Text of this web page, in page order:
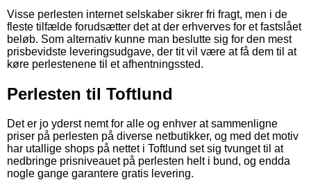
Visse perlesten internet selskaber sikrer fri fragt, men i de
fleste tilfælde forudsætter det at der erhverves for et fastslået
beløb. Som alternativ kunne man beslutte sig for den mest
prisbevidste leveringsudgave, der tit vil være at få dem til at
køre perlestenene til et afhentningssted.
Perlesten til Toftlund
Det er jo yderst nemt for alle og enhver at sammenligne
priser på perlesten på diverse netbutikker, og med det motiv
har utallige shops på nettet i Toftlund set sig tvunget til at
nedbringe prisniveauet på perlesten helt i bund, og endda
nogle gange garantere gratis levering.